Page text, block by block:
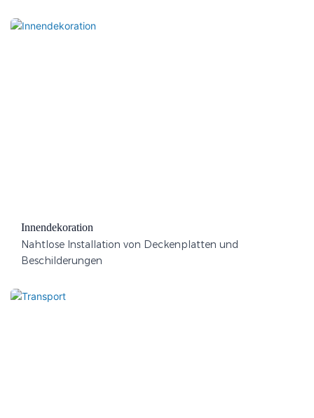
Innendekoration
Nahtlose Installation von Deckenplatten und
Beschilderungen